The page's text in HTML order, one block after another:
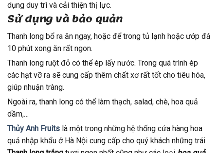
dụng duy trì và cải thiện thị lực.
Sử dụng và bảo quản
Thanh long bổ ra ăn ngay, hoặc để trong tủ lạnh hoặc ướp đá
10 phút xong ăn rất ngon.
Thanh long ruột đỏ có thể ép lấy nước. Trong quá trình ép
các hạt vỡ ra sẽ cung cấp thêm chất xơ rất tốt cho tiêu hóa,
giúp nhuận tràng.
Ngoài ra, thanh long có thể làm thạch, salad, chè, hoa quả
dầm,…
Thủy Anh Fruits là một trong những hệ thống cửa hàng hoa
quả nhập khẩu ở Hà Nội cung cấp cho quý khách những trái